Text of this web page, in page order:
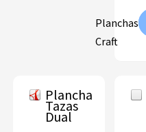
Planchas
Craft
Plancha
Tazas
Dual